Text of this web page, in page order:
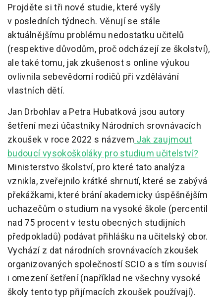
Projděte si tři nové studie, které vyšly
v posledních týdnech. Věnují se stále
aktuálnějšímu problému nedostatku učitelů
(respektive důvodům, proč odcházejí ze školství),
ale také tomu, jak zkušenost s online výukou
ovlivnila sebevědomí rodičů při vzdělávání
vlastních dětí.
Jan Drbohlav a Petra Hubatková jsou autory
šetření mezi účastníky Národních srovnávacích
zkoušek v roce 2022 s názvem Jak zaujmout
budoucí vysokoškoláky pro studium učitelství?
Ministerstvo školství, pro které tato analýza
vznikla, zveřejnilo krátké shrnutí, které se zabývá
překážkami, které brání akademicky úspěšnějším
uchazečům o studium na vysoké škole (percentil
nad 75 procent v testu obecných studijních
předpokladů) podávat přihlášku na učitelský obor.
Vychází z dat národních srovnávacích zkoušek
organizovaných společností SCIO a s tím souvisí
i omezení šetření (například ne všechny vysoké
školy tento typ přijímacích zkoušek používají).